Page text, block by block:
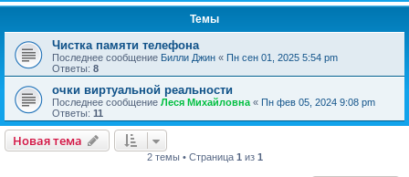
Темы
Чистка памяти телефона
Последнее сообщение Билли Джин « Пн сен 01, 2025 5:54 pm
Ответы: 8
очки виртуальной реальности
Последнее сообщение Леся Михайловна « Пн фев 05, 2024 9:08 pm
Ответы: 11
Новая тема
2 темы • Страница 1 из 1